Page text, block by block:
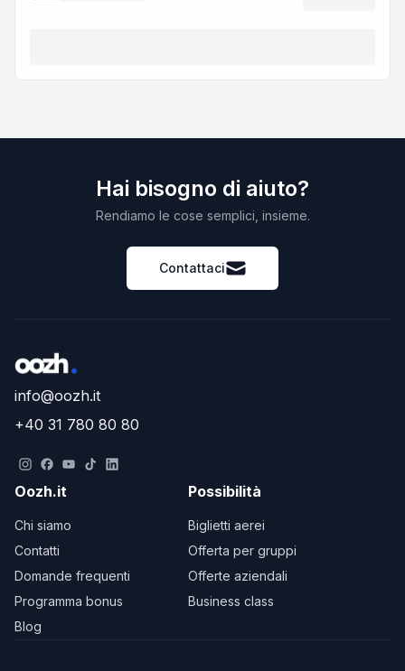
Hai bisogno di aiuto?
Rendiamo le cose semplici, insieme.
Contattaci
info@oozh.it
+40 31 780 80 80
Oozh.it
Chi siamo
Contatti
Domande frequenti
Programma bonus
Blog
Possibilità
Biglietti aerei
Offerta per gruppi
Offerte aziendali
Business class